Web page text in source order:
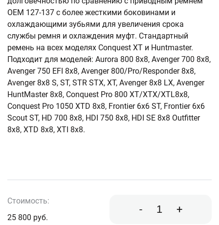
OEM 127-137 с более жесткими боковинами и
охлаждающими зубьями для увеличения срока
службы ремня и охлаждения муфт. Стандартный
ремень на всех моделях Conquest XT и Huntmaster.
Подходит для моделей: Aurora 800 8x8, Avenger 700 8x8,
Avenger 750 EFI 8x8, Avenger 800/Pro/Responder 8x8,
Avenger 8x8 S, ST, STR STX, XT, Avenger 8x8 LX, Avenger
HuntMaster 8x8, Conquest Pro 800 XT/XTX/XTL8x8,
Conquest Pro 1050 XTD 8x8, Frontier 6x6 ST, Frontier 6x6
Scout ST, HD 700 8x8, HDI 750 8x8, HDI SE 8x8 Outfitter
8x8, XTD 8x8, XTI 8x8.
Стоимость:
25 800 руб.
- +